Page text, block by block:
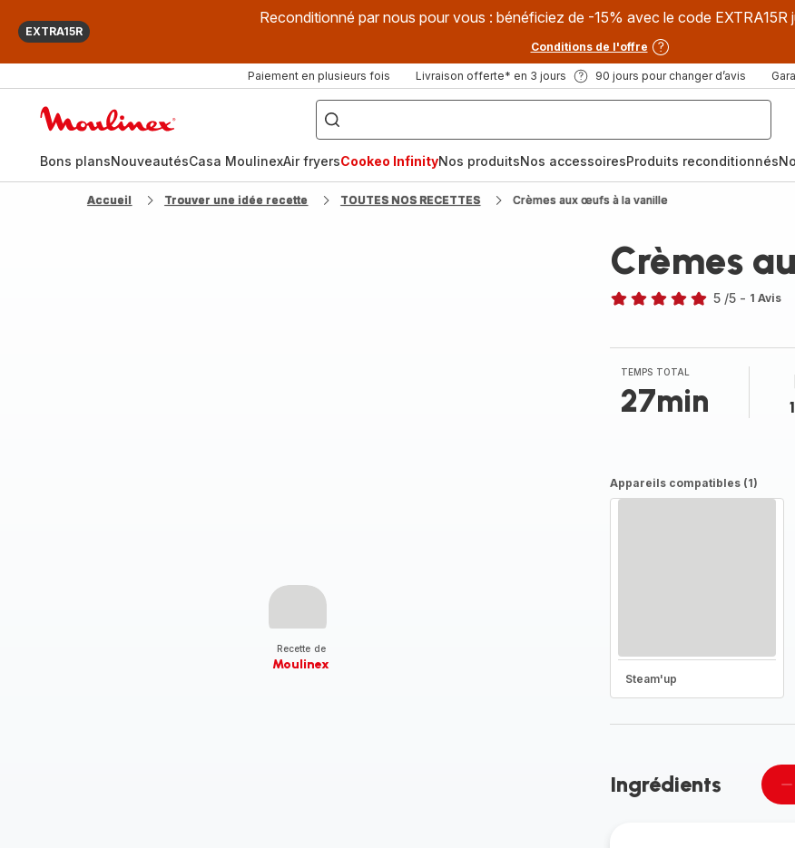
EXTRA15R
Reconditionné par nous pour vous : bénéficiez de -15% avec le code EXTRA15R
Conditions de l'offre
Paiement en plusieurs fois Livraison offerte* en 3 jours 90 jours pour changer d’avis
["Que
recherchez-
vous
?",
fryer",
"Companion"]
Bons plansNouveautésCasa MoulinexAir fryersCookeo InfinityNos produitsNos accessoiresProduits reconditionnés
Accueil Trouver une idée recette TOUTES NOS RECETTES Crèmes aux œufs à la vanille
Recette de
Moulinex
Crèmes
étoiles
(moyenne)
5 /5 - 1 Avis
TEMPS TOTAL
27min
Appareils compatibles (1)
Steam'up
Ingrédients